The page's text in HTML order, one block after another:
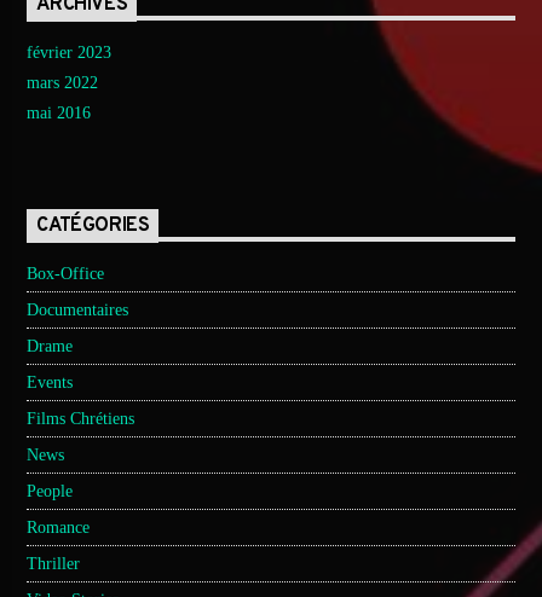
ARCHIVES
février 2023
mars 2022
mai 2016
CATÉGORIES
Box-Office
Documentaires
Drame
Events
Films Chrétiens
News
People
Romance
Thriller